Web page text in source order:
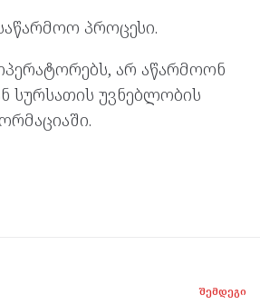
პროცესი.
არ აწარმოონ
სურსათის უვნებლობის
ᲨᲔᲛᲓᲔᲒᲘ